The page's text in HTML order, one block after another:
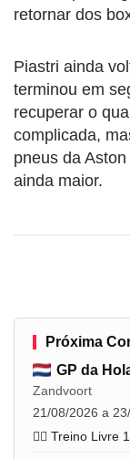
retornar dos
Piastri ainda
terminou em
recuperar o
complicada,
pneus da
ainda maior.
Próxima
GP da
Zandvoort
21/08/2026 a
🏋️‍♂️ Treino Livre 1